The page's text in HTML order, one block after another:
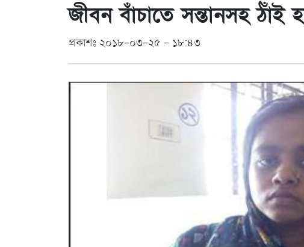
জীবন বাঁচাতে সন্তানসহ ঠাঁই
প্রকাশঃ ২০১৮-০৩-২৫ - ১৮:৪৩